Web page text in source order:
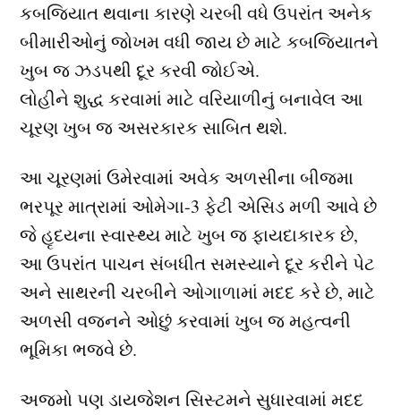
કબજિયાત થવાના કારણે ચરબી વધે ઉપરાંત અનેક
બીમારીઓનું જોખમ વધી જાય છે માટે કબજિયાતને
ખુબ જ ઝડપથી દૂર કરવી જોઈએ.
લોહીને શુદ્ધ કરવામાં માટે વરિયાળીનું બનાવેલ આ
ચૂરણ ખુબ જ અસરકારક સાબિત થશે.
આ ચૂરણમાં ઉમેરવામાં અવેક અળસીના બીજમા
ભરપૂર માત્રામાં ઓમેગા-3 ફેટી એસિડ મળી આવે છે
જે હૃદયના સ્વાસ્થ્ય માટે ખુબ જ ફાયદાકારક છે,
આ ઉપરાંત પાચન સંબધીત સમસ્યાને દૂર કરીને પેટ
અને સાથરની ચરબીને ઓગાળામાં મદદ કરે છે, માટે
અળસી વજનને ઓછું કરવામાં ખુબ જ મહત્વની
ભૂમિકા ભજવે છે.
અજમો પણ ડાયજેશન સિસ્ટમને સુધારવામાં મદદ